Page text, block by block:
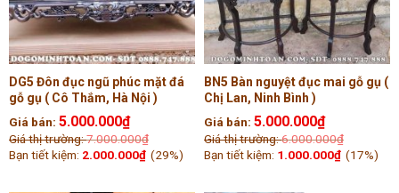
DG5 Đôn đục ngũ phúc mặt đá
gỗ gụ ( Cô Thắm, Hà Nội )
Giá bán: 5.000.000₫
Giá thị trường:7.000.000₫
Bạn tiết kiệm: 2.000.000₫ (29%)
BN5 Bàn nguyệt đục mai gỗ gụ (
Chị Lan, Ninh Bình )
Giá bán: 5.000.000₫
Giá thị trường:6.000.000₫
Bạn tiết kiệm: 1.000.000₫ (17%)